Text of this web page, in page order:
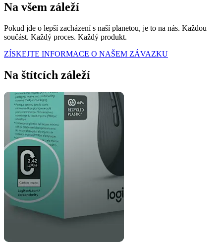
Na všem záleží
Pokud jde o lepší zacházení s naší planetou, je to na nás. Každou
součást. Každý proces. Každý produkt.
ZÍSKEJTE INFORMACE O NAŠEM ZÁVAZKU
Na štítcích záleží